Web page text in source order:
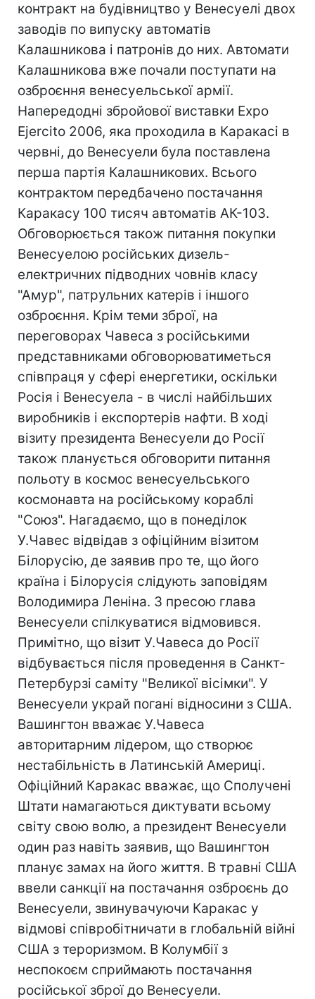
контракт на будівництво у Венесуелі двох
заводів по випуску автоматів
Калашникова і патронів до них. Автомати
Калашникова вже почали поступати на
озброєння венесуельської армії.
Напередодні збройової виставки Expo
Ejercito 2006, яка проходила в Каракасі в
червні, до Венесуели була поставлена
перша партія Калашникових. Всього
контрактом передбачено постачання
Каракасу 100 тисяч автоматів АК-103.
Обговорюється також питання покупки
Венесуелою російських дизель-
електричних підводних човнів класу
"Амур", патрульних катерів і іншого
озброєння. Крім теми зброї, на
переговорах Чавеса з російськими
представниками обговорюватиметься
співпраця у сфері енергетики, оскільки
Росія і Венесуела - в числі найбільших
виробників і експортерів нафти. В ході
візиту президента Венесуели до Росії
також планується обговорити питання
польоту в космос венесуельського
космонавта на російському кораблі
"Союз". Нагадаємо, що в понеділок
У.Чавес відвідав з офіційним візитом
Білорусію, де заявив про те, що його
країна і Білорусія слідують заповідям
Володимира Леніна. З пресою глава
Венесуели спілкуватися відмовився.
Примітно, що візит У.Чавеса до Росії
відбувається після проведення в Санкт-
Петербурзі саміту "Великої вісімки". У
Венесуели украй погані відносини з США.
Вашингтон вважає У.Чавеса
авторитарним лідером, що створює
нестабільність в Латинській Америці.
Офіційний Каракас вважає, що Сполучені
Штати намагаються диктувати всьому
світу свою волю, а президент Венесуели
один раз навіть заявив, що Вашингтон
планує замах на його життя. В травні США
ввели санкції на постачання озброєнь до
Венесуели, звинувачуючи Каракас у
відмові співробітничати в глобальній війні
США з тероризмом. В Колумбії з
неспокоєм сприймають постачання
російської зброї до Венесуели.